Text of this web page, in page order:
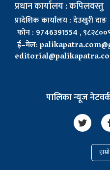
प्रधान कार्यालय : कपिलवस्तु
प्रादेशिक कार्यालय : देउखुरी दाङ
फोन : 9746391554 ,
ई–मेल:
पालिका न्यूज